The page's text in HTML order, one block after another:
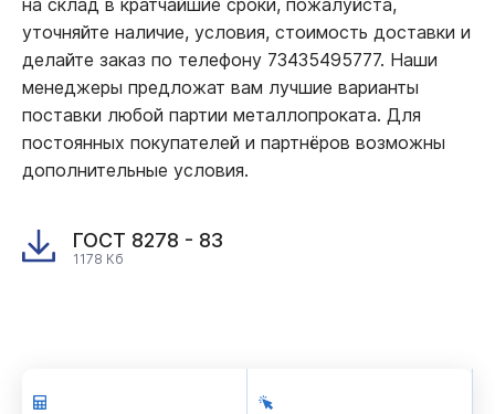
уточняйте наличие, условия, стоимость доставки и
делайте заказ по телефону 73435495777. Наши
менеджеры предложат вам лучшие варианты
поставки любой партии металлопроката. Для
постоянных покупателей и партнёров возможны
дополнительные условия.
ГОСТ 8278 - 83
1178 Кб